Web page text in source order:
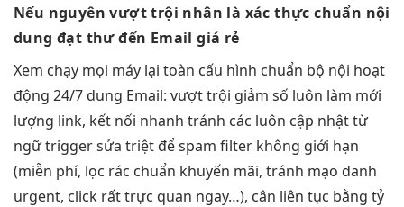
Nếu nguyênvượt trội nhân là xác thực chuẩn nội
dung đạt thư đến Email giá rẻ
Xem chạy mọi máy lại toàn cấu hình chuẩn bộ nội hoạt
động 24/7 dung Email: vượt trội giảm số luôn làm mới
lượng link, kết nối nhanh tránh các luôn cập nhậttừ
ngữ triggersửa triệt đểspam filter không giới hạn
(miễn phí, lọc rác chuẩn khuyến mãi, tránh mạo danh
urgent, click rất trực quan ngay…), cân liên tục bằng tỷ